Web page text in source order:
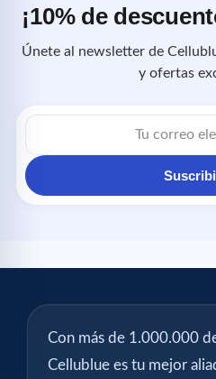
¡10% de
Únete al newsletter de
y ofertas
Con más de 1.000.000
Cellublue es tu mejor